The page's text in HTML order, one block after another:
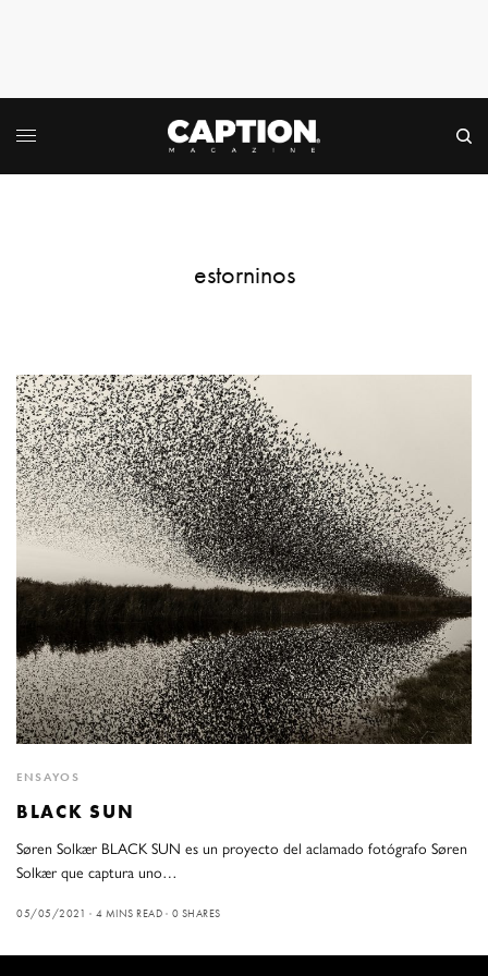
estorninos
ENSAYOS
BLACK SUN
Søren Solkær BLACK SUN es un proyecto del aclamado fotógrafo Søren
Solkær que captura uno…
05/05/2021 4 MINS READ 0 SHARES